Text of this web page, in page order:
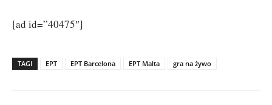
[ad id=”40475″]
TAGI EPT EPT Barcelona EPT Malta gra na żywo